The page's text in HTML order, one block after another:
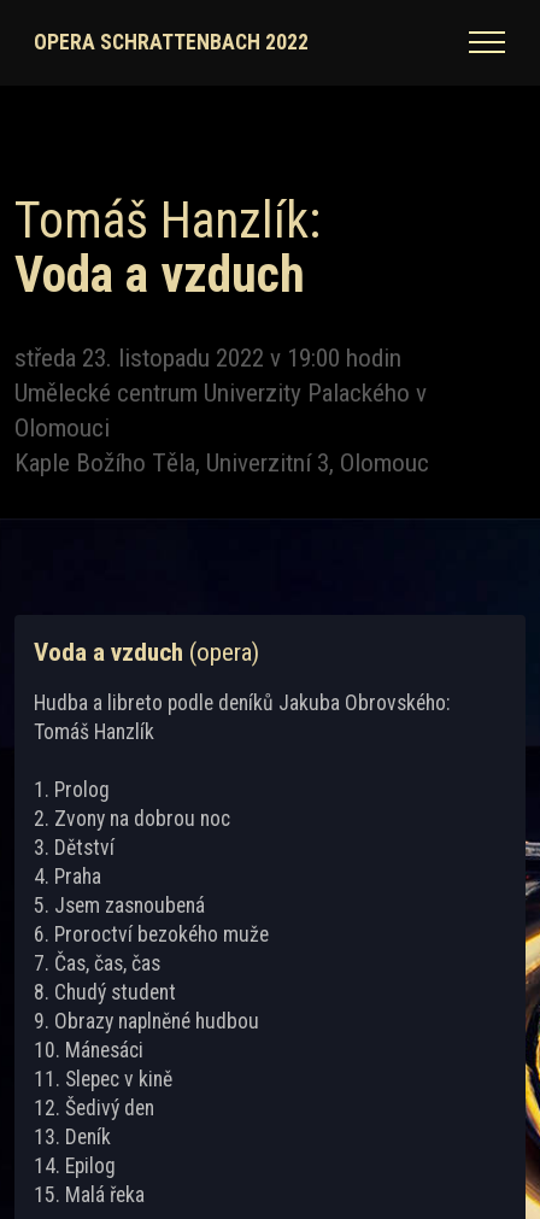
OPERA SCHRATTENBACH 2022
Tomáš Hanzlík:
Voda a vzduch
středa 23. listopadu 2022 v 19:00 hodin
Umělecké centrum Univerzity Palackého v
Olomouci
Kaple Božího Těla, Univerzitní 3, Olomouc
Voda a vzduch (opera)
Hudba a libreto podle deníků Jakuba Obrovského:
Tomáš Hanzlík
1. Prolog
2. Zvony na dobrou noc
3. Dětství
4. Praha
5. Jsem zasnoubená
6. Proroctví bezokého muže
7. Čas, čas, čas
8. Chudý student
9. Obrazy naplněné hudbou
10. Mánesáci
11. Slepec v kině
12. Šedivý den
13. Deník
14. Epilog
15. Malá řeka